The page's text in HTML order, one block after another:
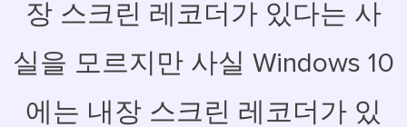
장 스크린 레코더가 있다는 사
실을 모르지만 사실 Windows 10
에는 내장 스크린 레코더가 있